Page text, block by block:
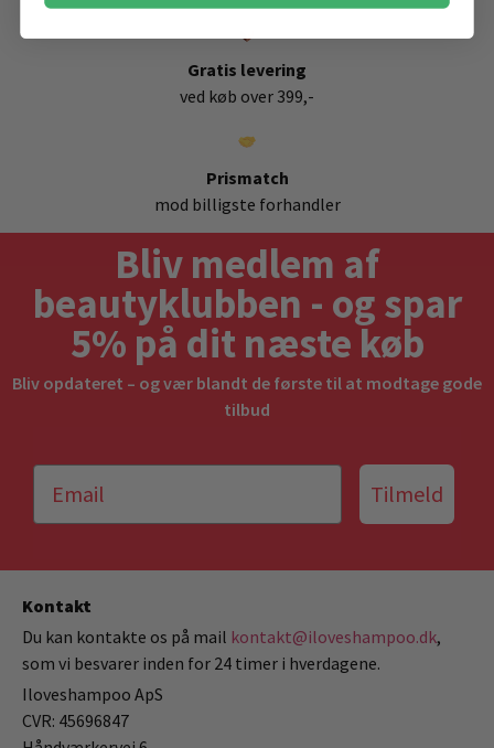
Gratis levering
ved køb over 399,-
Prismatch
mod billigste forhandler
Bliv medlem af
beautyklubben - og spar
5% på dit næste køb
Bliv opdateret – og vær blandt de første til at modtage gode
tilbud
Tilmeld
Kontakt
Du kan kontakte os på mail kontakt@iloveshampoo.dk,
som vi besvarer inden for 24 timer i hverdagene.
Iloveshampoo ApS
CVR: 45696847